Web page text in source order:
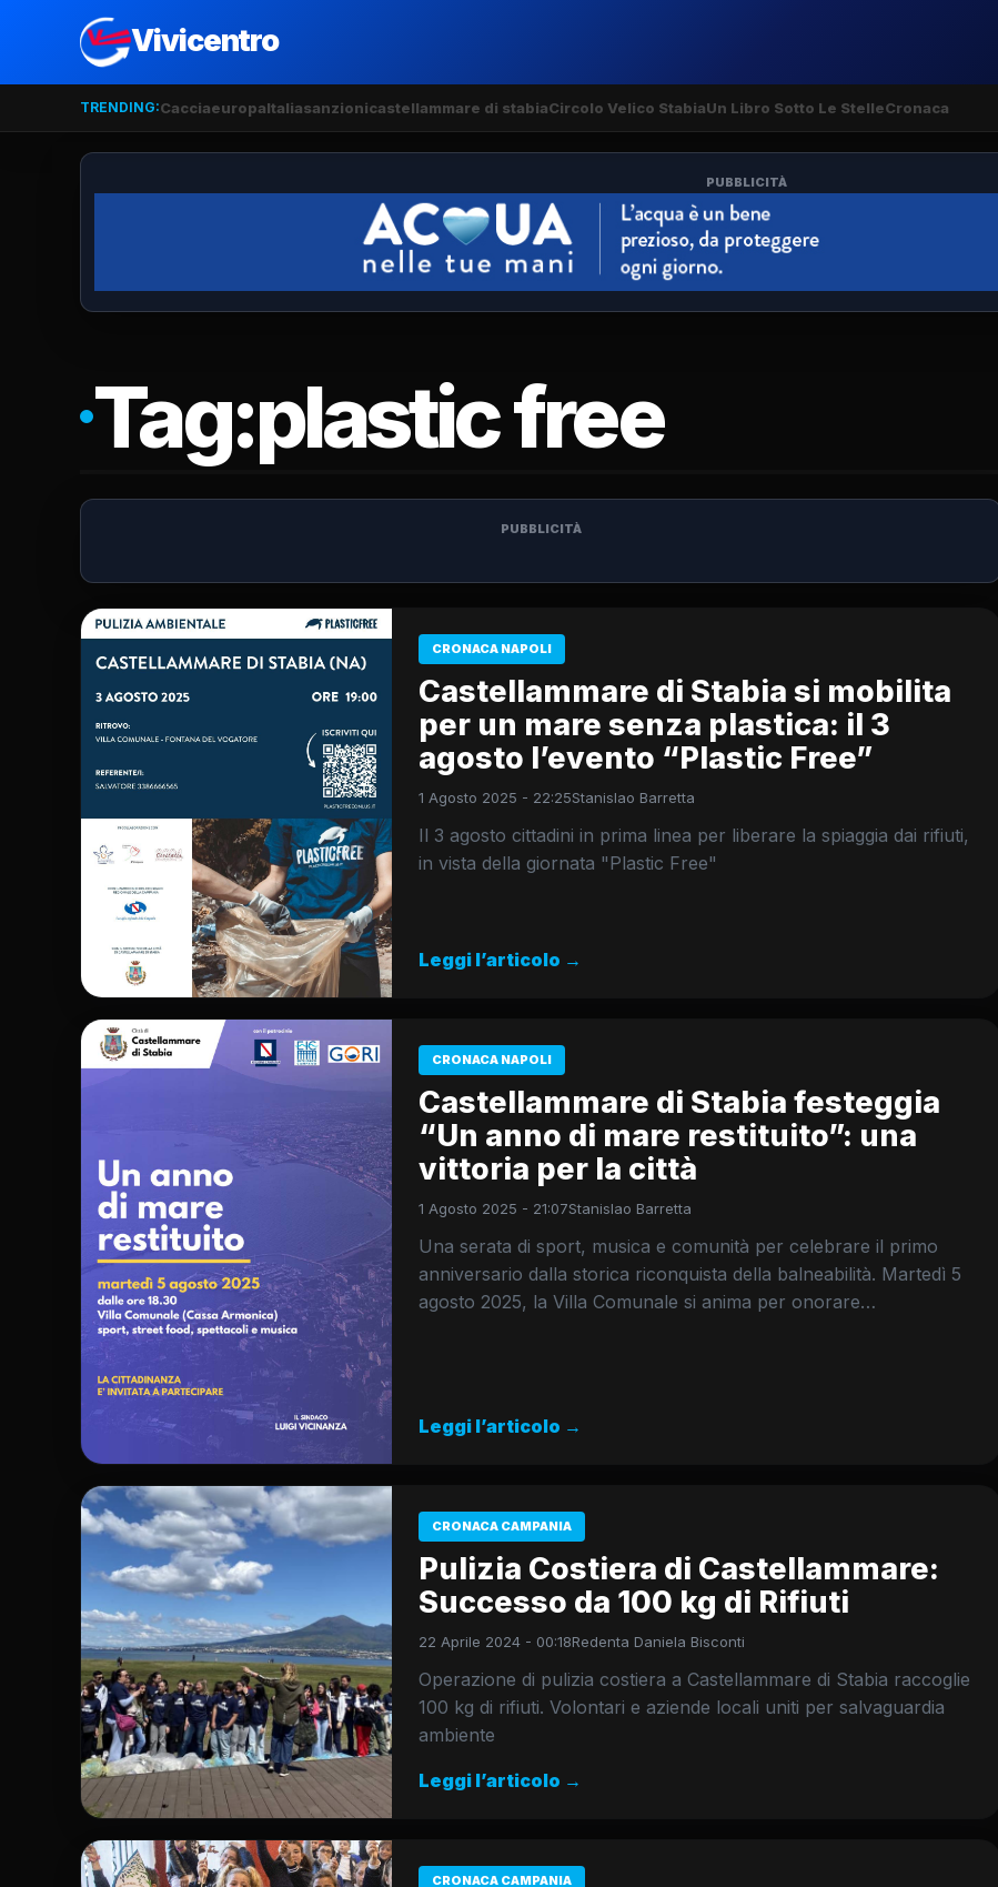
Vivicentro
TRENDING:CacciaeuropaItaliasanzionicastellammare di stabiaCircolo Velico StabiaUn Libro Sotto Le StelleCronaca
PUBBLICITÀ
Tag:plastic free
PUBBLICITÀ
CRONACA NAPOLI
Castellammare di Stabia si mobilita
per un mare senza plastica: il 3
agosto l’evento “Plastic Free”
1 Agosto 2025 - 22:25Stanislao Barretta
Il 3 agosto cittadini in prima linea per liberare la spiaggia dai rifiuti,
in vista della giornata "Plastic Free"
Leggi l’articolo →
CRONACA NAPOLI
Castellammare di Stabia festeggia
“Un anno di mare restituito”: una
vittoria per la città
1 Agosto 2025 - 21:07Stanislao Barretta
Una serata di sport, musica e comunità per celebrare il primo
anniversario dalla storica riconquista della balneabilità. Martedì 5
agosto 2025, la Villa Comunale si anima per onorare…
Leggi l’articolo →
CRONACA CAMPANIA
Pulizia Costiera di Castellammare:
Successo da 100 kg di Rifiuti
22 Aprile 2024 - 00:18Redenta Daniela Bisconti
Operazione di pulizia costiera a Castellammare di Stabia raccoglie
100 kg di rifiuti. Volontari e aziende locali uniti per salvaguardia
ambiente
Leggi l’articolo →
CRONACA CAMPANIA